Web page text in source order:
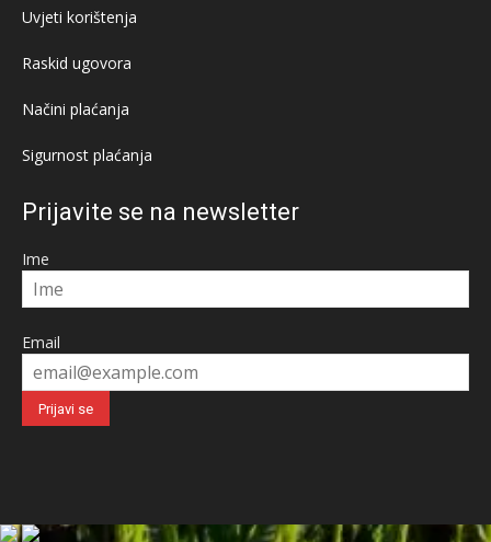
Uvjeti korištenja
Raskid ugovora
Načini plaćanja
Sigurnost plaćanja
Prijavite se na newsletter
Ime
Email